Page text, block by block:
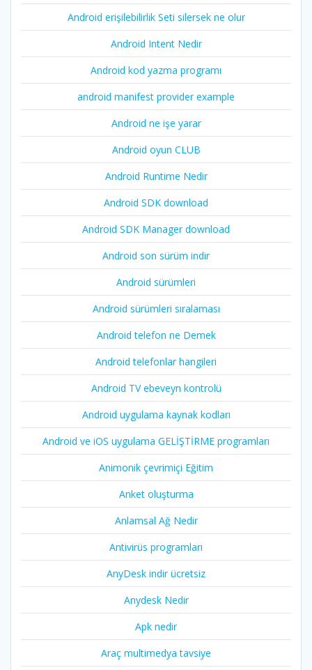
Android erişilebilirlik Seti silersek ne olur
Android Intent Nedir
Android kod yazma programı
android manifest provider example
Android ne işe yarar
Android oyun CLUB
Android Runtime Nedir
Android SDK download
Android SDK Manager download
Android son sürüm indir
Android sürümleri
Android sürümleri sıralaması
Android telefon ne Demek
Android telefonlar hangileri
Android TV ebeveyn kontrolü
Android uygulama kaynak kodları
Android ve iOS uygulama GELİŞTİRME programları
Animonik çevrimiçi Eğitim
Anket oluşturma
Anlamsal Ağ Nedir
Antivirüs programları
AnyDesk indir ücretsiz
Anydesk Nedir
Apk nedir
Araç multimedya tavsiye